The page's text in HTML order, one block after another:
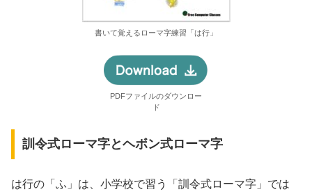
書いて覚えるローマ字練習「は行」
PDFファイルのダウンロー
ド
訓令式ローマ字とヘボン式ローマ字
は行の「ふ」は、小学校で習う「訓令式ローマ字」では